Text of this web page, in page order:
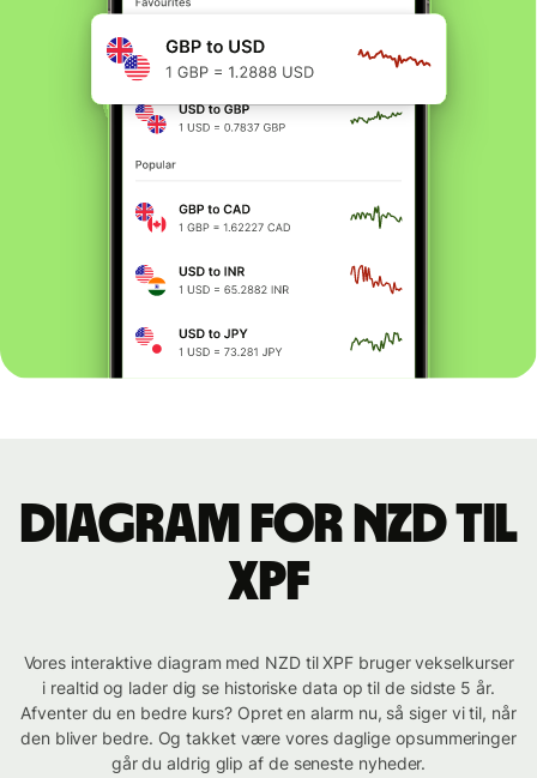
Diagram for NZD til
XPF
Vores interaktive diagram med NZD til XPF bruger vekselkurser
i realtid og lader dig se historiske data op til de sidste 5 år.
Afventer du en bedre kurs? Opret en alarm nu, så siger vi til, når
den bliver bedre. Og takket være vores daglige opsummeringer
går du aldrig glip af de seneste nyheder.